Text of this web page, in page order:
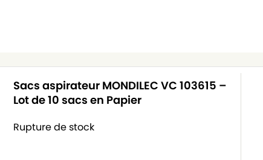
Sacs aspirateur MONDILEC VC 103615 –
Lot de 10 sacs en Papier
Rupture de stock